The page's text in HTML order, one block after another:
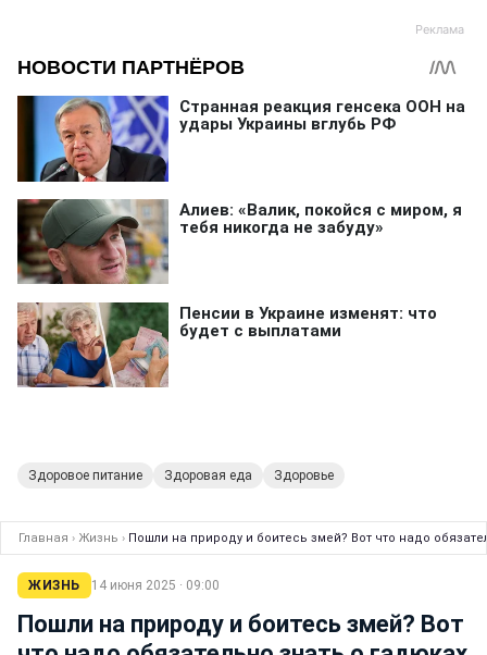
Здоровое питание Здоровая еда Здоровье
Главная › Жизнь › Пошли на природу и боитесь змей? Вот что надо
ЖИЗНЬ 14 июня 2025 · 09:00
Пошли на природу и боитесь змей? Вот